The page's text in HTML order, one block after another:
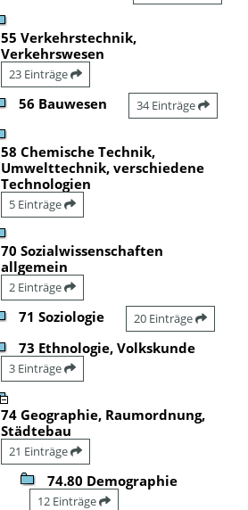
55 Verkehrstechnik,
Verkehrswesen
23 Einträge
56 Bauwesen 34 Einträge
58 Chemische Technik,
Umwelttechnik, verschiedene
Technologien
5 Einträge
70 Sozialwissenschaften
allgemein
2 Einträge
71 Soziologie 20 Einträge
73 Ethnologie, Volkskunde
3 Einträge
74 Geographie, Raumordnung,
Städtebau
21 Einträge
74.80 Demographie
12 Einträge